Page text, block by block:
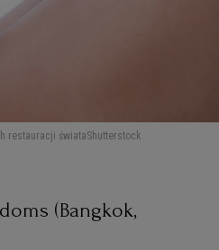
restauracji świataShutterstock
(Bangkok,